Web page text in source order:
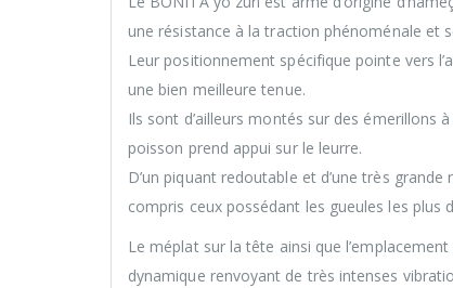
une résistance à la traction phénoménale et
Leur positionnement spécifique pointe vers
une bien meilleure tenue.
Ils sont d’ailleurs montés sur des émerillons
poisson prend appui sur le leurre.
D’un piquant redoutable et d’une très
compris ceux possédant les gueules les plus
Le méplat sur la tête ainsi que
dynamique renvoyant de très intenses